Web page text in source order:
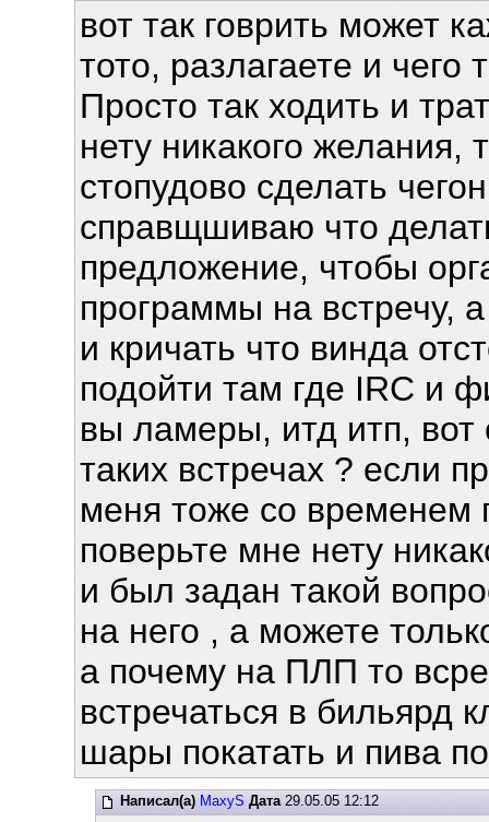
вот так говрить может
тото, разлагаете и чего
Просто так ходить и
нету никакого желания,
стопудово сделать
справщшиваю что
предложение, чтобы
программы на встречу,
и кричать что винда
подойти там где IRC и
вы ламеры, итд итп, вот
таких встречах ? если
меня тоже со временем
поверьте мне нету
и был задан такой
на него , а можете
а почему на ПЛП то
встречаться в бильярд
шары покатать и пива
Написал(а) MaxyS Дата29.05.05 12:12